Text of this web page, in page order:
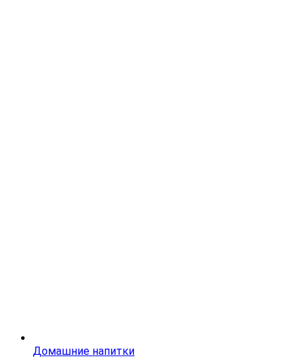
Домашние напитки